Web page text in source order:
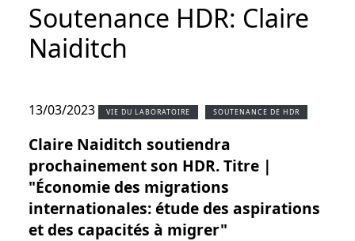
Soutenance HDR: Claire
Naiditch
13/03/2023 VIE DU LABORATOIRE SOUTENANCE DE HDR
Claire Naiditch soutiendra
prochainement son HDR. Titre |
"Économie des migrations
internationales: étude des aspirations
et des capacités à migrer"